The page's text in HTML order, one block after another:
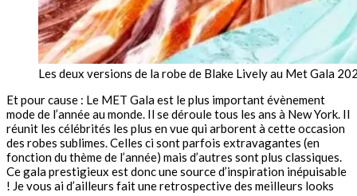
Les deux versions de la robe de Blake Lively au Met Gala
Et pour cause : Le MET Gala est le plus important évènement
mode de l’année au monde. Il se déroule tous les ans à New York. Il
réunit les célébrités les plus en vue qui arborent à cette occasion
des robes sublimes. Celles ci sont parfois extravagantes (en
fonction du thème de l’année) mais d’autres sont plus classiques.
Ce gala prestigieux est donc une source d’inspiration inépuisable
! Je vous ai d’ailleurs fait une retrospective des meilleurs looks